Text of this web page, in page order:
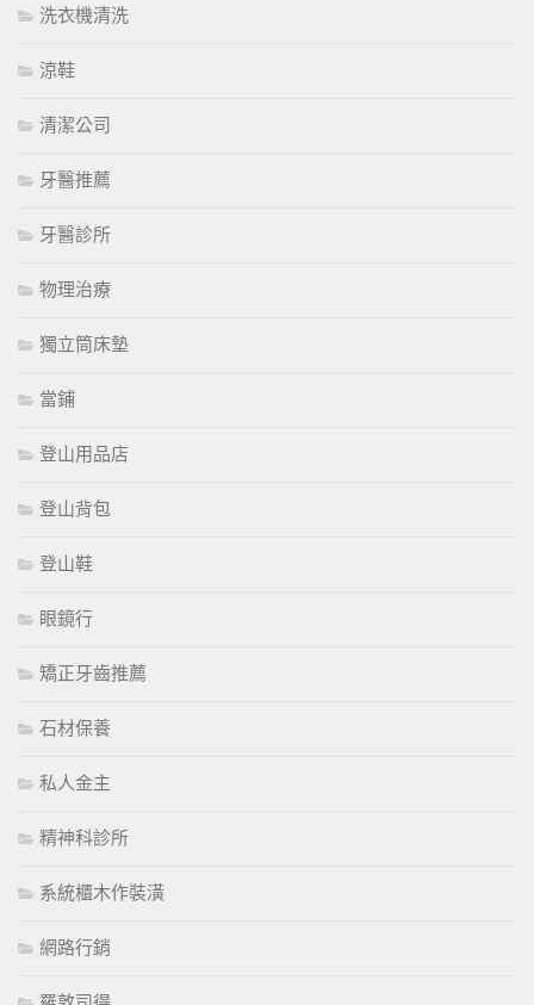
洗衣機清洗
涼鞋
清潔公司
牙醫推薦
牙醫診所
物理治療
獨立筒床墊
當鋪
登山用品店
登山背包
登山鞋
眼鏡行
矯正牙齒推薦
石材保養
私人金主
精神科診所
系統櫃木作裝潢
網路行銷